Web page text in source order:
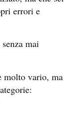
errori e
mai
molto vario, ma